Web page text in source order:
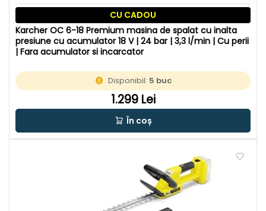
CU CADOU
Karcher OC 6-18 Premium masina de spalat cu inalta
presiune cu acumulator 18 V | 24 bar | 3,3 l/min | Cu perii
| Fara acumulator si incarcator
Disponibil: 5 buc
1.299 Lei
În coș